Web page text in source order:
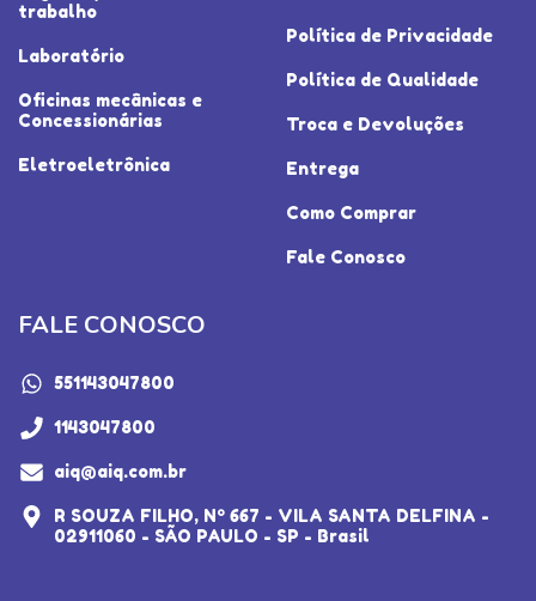
trabalho
Laboratório
Oficinas mecânicas e
Concessionárias
Eletroeletrônica
Política de Privacidade
Política de Qualidade
Troca e Devoluções
Entrega
Como Comprar
Fale Conosco
FALE CONOSCO
551143047800
1143047800
aiq@aiq.com.br
R SOUZA FILHO, Nº 667 - VILA SANTA DELFINA -
02911060 - SÃO PAULO - SP - Brasil